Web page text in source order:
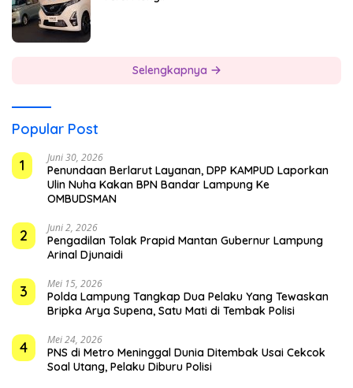
Selengkapnya
Popular Post
1
Juni 30, 2026
Penundaan Berlarut Layanan, DPP KAMPUD Laporkan
Ulin Nuha Kakan BPN Bandar Lampung Ke
OMBUDSMAN
2 Juni 2, 2026
Pengadilan Tolak Prapid Mantan Gubernur Lampung
Arinal Djunaidi
3 Mei 15, 2026
Polda Lampung Tangkap Dua Pelaku Yang Tewaskan
Bripka Arya Supena, Satu Mati di Tembak Polisi
4 Mei 24, 2026
PNS di Metro Meninggal Dunia Ditembak Usai Cekcok
Soal Utang, Pelaku Diburu Polisi